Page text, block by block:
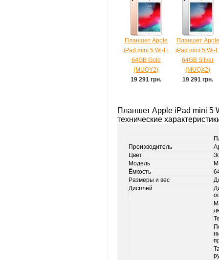
Планшет Apple
iPad mini 5 Wi-Fi
64GB Gold
(MUQY2)
19 291 грн.
Планшет Apple
iPad mini 5 Wi-
64GB Silver
(MUQX2)
19 291 грн.
Планшет Apple iPad mini 5
технические
Производитель
Цвет
Модель
Ёмкость
Размеры и вес
Дисплей